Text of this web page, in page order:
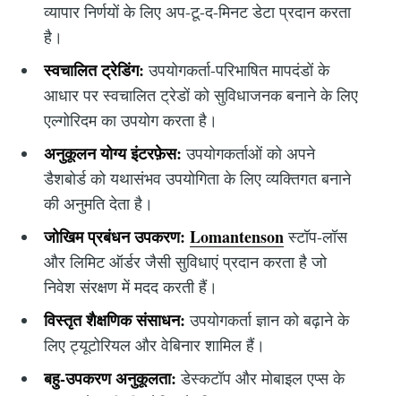
व्यापार निर्णयों के लिए अप-टू-द-मिनट डेटा प्रदान करता
है।
स्वचालित ट्रेडिंग: उपयोगकर्ता-परिभाषित मापदंडों के
आधार पर स्वचालित ट्रेडों को सुविधाजनक बनाने के लिए
एल्गोरिदम का उपयोग करता है।
अनुकूलन योग्य इंटरफ़ेस: उपयोगकर्ताओं को अपने
डैशबोर्ड को यथासंभव उपयोगिता के लिए व्यक्तिगत बनाने
की अनुमति देता है।
जोखिम प्रबंधन उपकरण: Lomantensonस्टॉप-लॉस
और लिमिट ऑर्डर जैसी सुविधाएं प्रदान करता है जो
निवेश संरक्षण में मदद करती हैं।
विस्तृत शैक्षणिक संसाधन: उपयोगकर्ता ज्ञान को बढ़ाने के
लिए ट्यूटोरियल और वेबिनार शामिल हैं।
बहु-उपकरण अनुकूलता: डेस्कटॉप और मोबाइल एप्स के